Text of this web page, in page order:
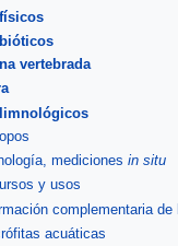
vertebrada
mediciones in situ
y usos
complementaria de
acuáticas